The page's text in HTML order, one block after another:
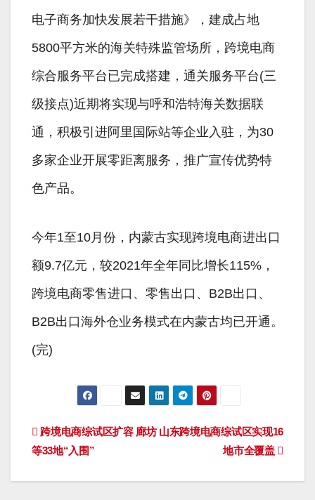
电子商务加快发展若干措施》，建成占地
5800平方米的海关特殊监管场所，跨境电商
综合服务平台已完成搭建，通关服务平台(三
级接点)近期将实现与呼和浩特海关数据联
通，积极引进阿里国际站等企业入驻，为30
多家企业开展零距离服务，推广宣传优势特
色产品。
今年1至10月份，内蒙古实现跨境电商进出口
额9.7亿元，较2021年全年同比增长115%，
跨境电商零售进口、零售出口、B2B出口、
B2B出口海外仓业务模式在内蒙古均已开通。
(完)
文
章
山东跨境电商综试区实现16
地市全覆盖
跨境电商综试区扩容 廊坊
等33地“入围”